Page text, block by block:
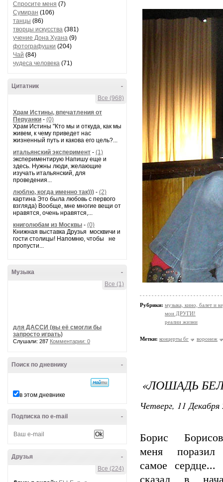
Спросите меня (7)
Сумиран (106)
танцы (86)
творцы искусства (381)
учение Дона Хуана (9)
фотографушки (204)
Чай (84)
чудеса человека (71)
-
Цитатник
Все (968)
Храм Истины, впечатления от
Перуанки - (0)
Храм Истины "Кто мы и откуда, как мы
живем, к чему приведет нас
жизненный путь и какова его цель?...
итальянский эксперимент - (1)
экспериментирую Напишу еще и
здесь. Нужны люди, желающие
изучать итальянский, для
проведения...
люблю, когда именно так))) - (2)
картина Это была любовь с первого
взгляда) Вообще, мне многие вещи от
нравятся, очень нравятся,...
книголюбам из Москвы - (0)
Книжная выставка Друзья москвичи и
гости столицы! Напомню, чтобы не
пропусти...
-
Музыка
Все (1)
для ДАССИ (вы её смогли бы
запросто играть)
Слушали: 287 Комментарии: 0
-
Поиск по дневнику
в этом дневнике
-
Подписка по e-mail
-
Друзья
Все (224)
Рубрики: музыка, кино, балет и
мои ДРУГИ!
реалии жизни
Метки: концерты бг воронеж
«ЛОШАДЬ
Четверг, 11
Борис
меня
самое сердце...
сказал в